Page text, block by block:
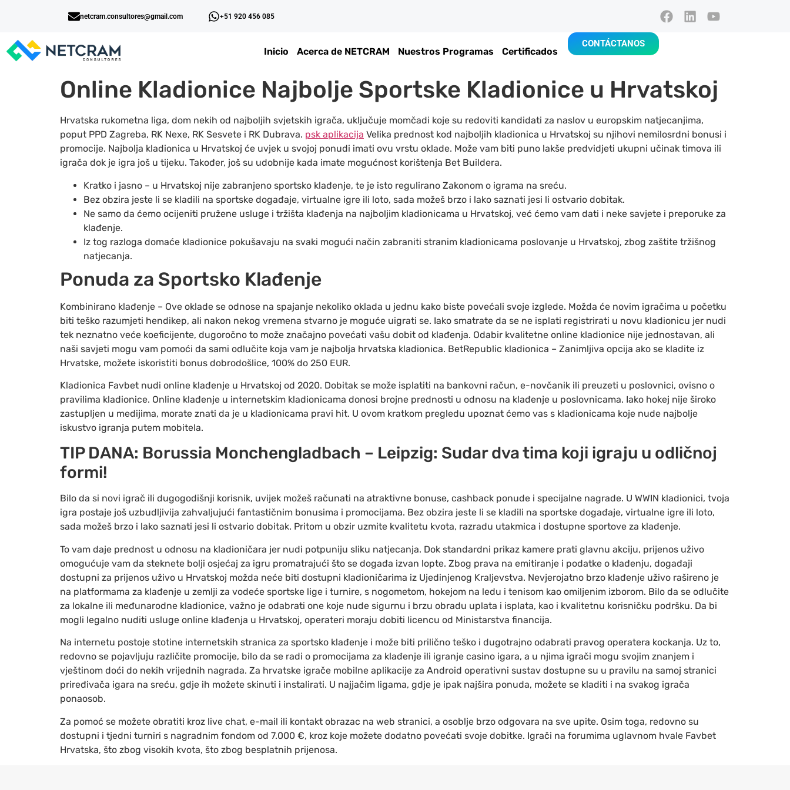
+51 920 456 085
netcram.consultores@gmail.com
Inicio Acerca de NETCRAM Nuestros Programas Certificados
CONTÁCTANOS
Online Kladionice Najbolje Sportske Kladionice u Hrvatskoj
Hrvatska rukometna liga, dom nekih od najboljih svjetskih igrača, uključuje momčadi koje su redoviti kandidati za naslov u europskim natjecanjima,
poput PPD Zagreba, RK Nexe, RK Sesvete i RK Dubrava. psk aplikacija Velika prednost kod najboljih kladionica u Hrvatskoj su njihovi nemilosrdni bonusi i
promocije. Najbolja kladionica u Hrvatskoj će uvjek u svojoj ponudi imati ovu vrstu oklade. Može vam biti puno lakše predvidjeti ukupni učinak timova ili
igrača dok je igra još u tijeku. Također, još su udobnije kada imate mogućnost korištenja Bet Buildera.
Kratko i jasno – u Hrvatskoj nije zabranjeno sportsko klađenje, te je isto regulirano Zakonom o igrama na sreću.
Bez obzira jeste li se kladili na sportske događaje, virtualne igre ili loto, sada možeš brzo i lako saznati jesi li ostvario dobitak.
Ne samo da ćemo ocijeniti pružene usluge i tržišta klađenja na najboljim kladionicama u Hrvatskoj, već ćemo vam dati i neke savjete i preporuke za
klađenje.
Iz tog razloga domaće kladionice pokušavaju na svaki mogući način zabraniti stranim kladionicama poslovanje u Hrvatskoj, zbog zaštite tržišnog
natjecanja.
Ponuda za Sportsko Klađenje
Kombinirano klađenje – Ove oklade se odnose na spajanje nekoliko oklada u jednu kako biste povećali svoje izglede. Možda će novim igračima u početku
biti teško razumjeti hendikep, ali nakon nekog vremena stvarno je moguće uigrati se. Iako smatrate da se ne isplati registrirati u novu kladionicu jer nudi
tek neznatno veće koeficijente, dugoročno to može značajno povećati vašu dobit od klađenja. Odabir kvalitetne online kladionice nije jednostavan, ali
naši savjeti mogu vam pomoći da sami odlučite koja vam je najbolja hrvatska kladionica. BetRepublic kladionica – Zanimljiva opcija ako se kladite iz
Hrvatske, možete iskoristiti bonus dobrodošlice, 100% do 250 EUR.
Kladionica Favbet nudi online klađenje u Hrvatskoj od 2020. Dobitak se može isplatiti na bankovni račun, e-novčanik ili preuzeti u poslovnici, ovisno o
pravilima kladionice. Online klađenje u internetskim kladionicama donosi brojne prednosti u odnosu na klađenje u poslovnicama. Iako hokej nije široko
zastupljen u medijima, morate znati da je u kladionicama pravi hit. U ovom kratkom pregledu upoznat ćemo vas s kladionicama koje nude najbolje
iskustvo igranja putem mobitela.
TIP DANA: Borussia Monchengladbach – Leipzig: Sudar dva tima koji igraju u odličnoj
formi!
Bilo da si novi igrač ili dugogodišnji korisnik, uvijek možeš računati na atraktivne bonuse, cashback ponude i specijalne nagrade. U WWIN kladionici, tvoja
igra postaje još uzbudljivija zahvaljujući fantastičnim bonusima i promocijama. Bez obzira jeste li se kladili na sportske događaje, virtualne igre ili loto,
sada možeš brzo i lako saznati jesi li ostvario dobitak. Pritom u obzir uzmite kvalitetu kvota, razradu utakmica i dostupne sportove za klađenje.
To vam daje prednost u odnosu na kladioničara jer nudi potpuniju sliku natjecanja. Dok standardni prikaz kamere prati glavnu akciju, prijenos uživo
omogućuje vam da steknete bolji osjećaj za igru ​​promatrajući što se događa izvan lopte. Zbog prava na emitiranje i podatke o klađenju, događaji
dostupni za prijenos uživo u Hrvatskoj možda neće biti dostupni kladioničarima iz Ujedinjenog Kraljevstva. Nevjerojatno brzo klađenje uživo rašireno je
na platformama za klađenje u zemlji za vodeće sportske lige i turnire, s nogometom, hokejom na ledu i tenisom kao omiljenim izborom. Bilo da se odlučite
za lokalne ili međunarodne kladionice, važno je odabrati one koje nude sigurnu i brzu obradu uplata i isplata, kao i kvalitetnu korisničku podršku. Da bi
mogli legalno nuditi usluge online klađenja u Hrvatskoj, operateri moraju dobiti licencu od Ministarstva financija.
Na internetu postoje stotine internetskih stranica za sportsko klađenje i može biti prilično teško i dugotrajno odabrati pravog operatera kockanja. Uz to,
redovno se pojavljuju različite promocije, bilo da se radi o promocijama za klađenje ili igranje casino igara, a u njima igrači mogu svojim znanjem i
vještinom doći do nekih vrijednih nagrada. Za hrvatske igrače mobilne aplikacije za Android operativni sustav dostupne su u pravilu na samoj stranici
priređivača igara na sreću, gdje ih možete skinuti i instalirati. U najjačim ligama, gdje je ipak najšira ponuda, možete se kladiti i na svakog igrača
ponaosob.
Za pomoć se možete obratiti kroz live chat, e-mail ili kontakt obrazac na web stranici, a osoblje brzo odgovara na sve upite. Osim toga, redovno su
dostupni i tjedni turniri s nagradnim fondom od 7.000 €, kroz koje možete dodatno povećati svoje dobitke. Igrači na forumima uglavnom hvale Favbet
Hrvatska, što zbog visokih kvota, što zbog besplatnih prijenosa.